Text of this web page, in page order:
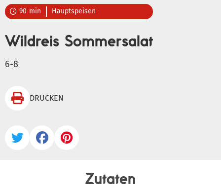
 90 min Hauptspeisen
Wildreis Sommersalat
6-8
 DRUCKEN
  
Zutaten